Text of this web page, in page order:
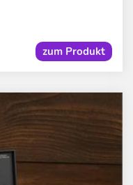
zum Produkt